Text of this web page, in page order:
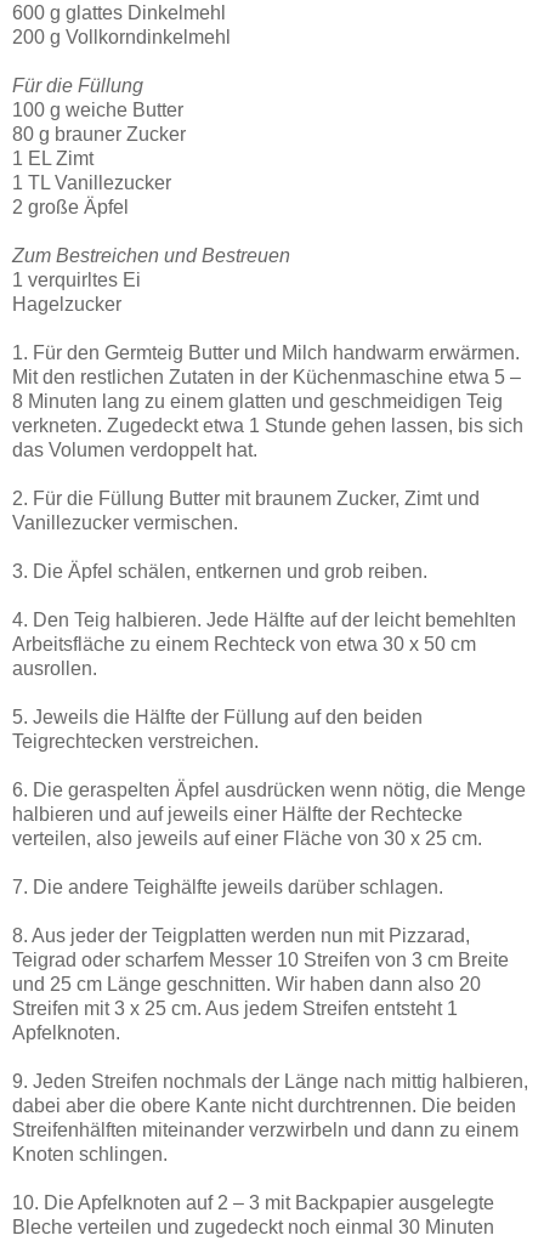
600 g glattes Dinkelmehl
200 g Vollkorndinkelmehl
Für die Füllung
100 g weiche Butter
80 g brauner Zucker
1 EL Zimt
1 TL Vanillezucker
2 große Äpfel
Zum Bestreichen und Bestreuen
1 verquirltes Ei
Hagelzucker
1. Für den Germteig Butter und Milch handwarm erwärmen.
Mit den restlichen Zutaten in der Küchenmaschine etwa 5 –
8 Minuten lang zu einem glatten und geschmeidigen Teig
verkneten. Zugedeckt etwa 1 Stunde gehen lassen, bis sich
das Volumen verdoppelt hat.
2. Für die Füllung Butter mit braunem Zucker, Zimt und
Vanillezucker vermischen.
3. Die Äpfel schälen, entkernen und grob reiben.
4. Den Teig halbieren. Jede Hälfte auf der leicht bemehlten
Arbeitsfläche zu einem Rechteck von etwa 30 x 50 cm
ausrollen.
5. Jeweils die Hälfte der Füllung auf den beiden
Teigrechtecken verstreichen.
6. Die geraspelten Äpfel ausdrücken wenn nötig, die Menge
halbieren und auf jeweils einer Hälfte der Rechtecke
verteilen, also jeweils auf einer Fläche von 30 x 25 cm.
7. Die andere Teighälfte jeweils darüber schlagen.
8. Aus jeder der Teigplatten werden nun mit Pizzarad,
Teigrad oder scharfem Messer 10 Streifen von 3 cm Breite
und 25 cm Länge geschnitten. Wir haben dann also 20
Streifen mit 3 x 25 cm. Aus jedem Streifen entsteht 1
Apfelknoten.
9. Jeden Streifen nochmals der Länge nach mittig halbieren,
dabei aber die obere Kante nicht durchtrennen. Die beiden
Streifenhälften miteinander verzwirbeln und dann zu einem
Knoten schlingen.
10. Die Apfelknoten auf 2 – 3 mit Backpapier ausgelegte
Bleche verteilen und zugedeckt noch einmal 30 Minuten